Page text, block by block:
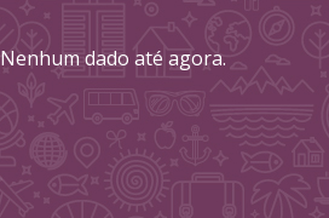
Nenhum dado até agora.